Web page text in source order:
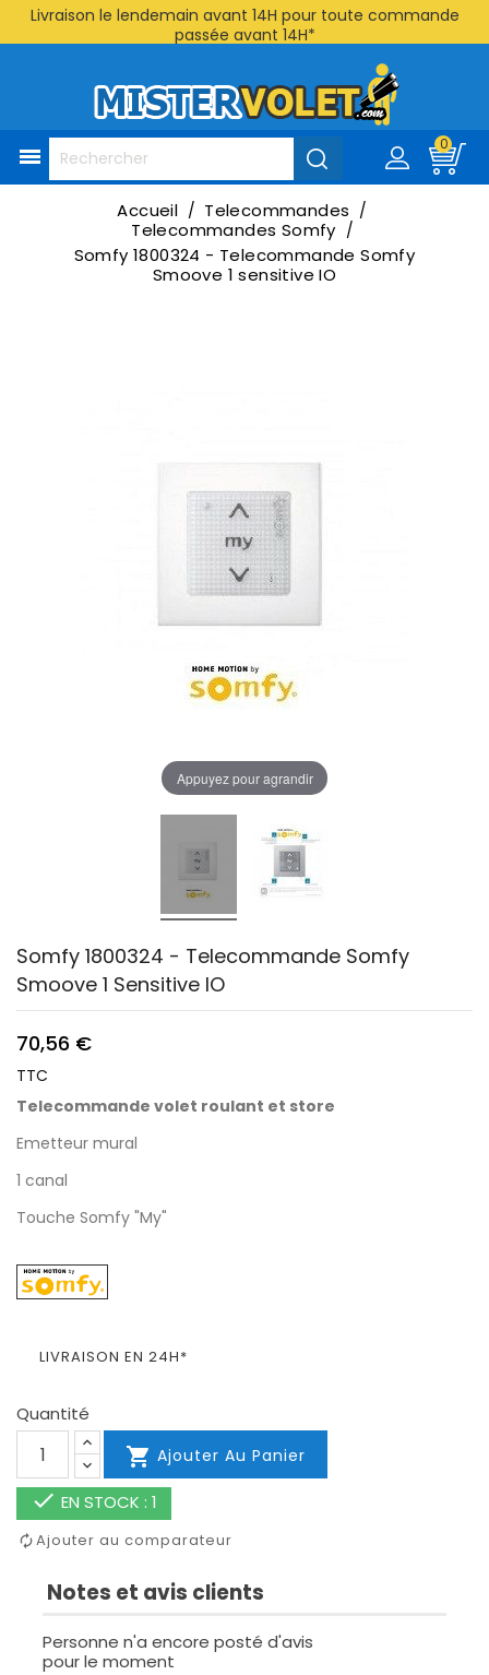
Livraison le lendemain avant 14H pour toute commande
passée avant 14H*

0
Accueil
Telecommandes
Telecommandes Somfy
Somfy 1800324 - Telecommande Somfy
Smoove 1 sensitive IO
Appuyez pour agrandir
Somfy 1800324 - Telecommande Somfy
Smoove 1 Sensitive IO
70,56 €
TTC
Telecommande volet roulant et store
Emetteur mural
1 canal
Touche Somfy "My"
LIVRAISON EN 24H*
Quantité
 Ajouter Au Panier
 EN STOCK : 1
Ajouter au comparateur
Notes et avis clients
Personne n'a encore posté d'avis
pour le moment